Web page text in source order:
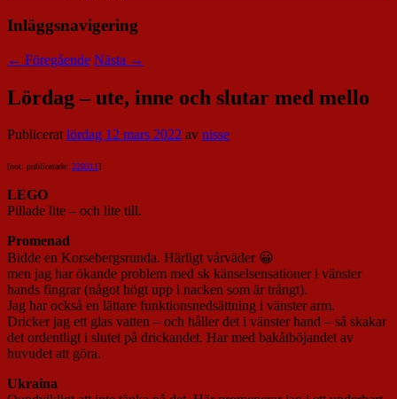
Inläggsnavigering
← Föregående Nästa →
Lördag – ute, inne och slutar med mello
Publiceratlördag 12 mars 2022 av nisse
[not: publicerade: 220311]
LEGO
Pillade lite – och lite till.
Promenad
Bidde en Korsebergsrunda. Härligt vårväder 😀
men jag har ökande problem med sk känselsensationer i vänster
hands fingrar (något högt upp i nacken som är trångt).
Jag har också en lättare funktionsnedsättning i vänster arm.
Dricker jag ett glas vatten – och håller det i vänster hand – så skakar
det ordentligt i slutet på drickandet. Har med bakåtböjandet av
huvudet att göra.
Ukraina